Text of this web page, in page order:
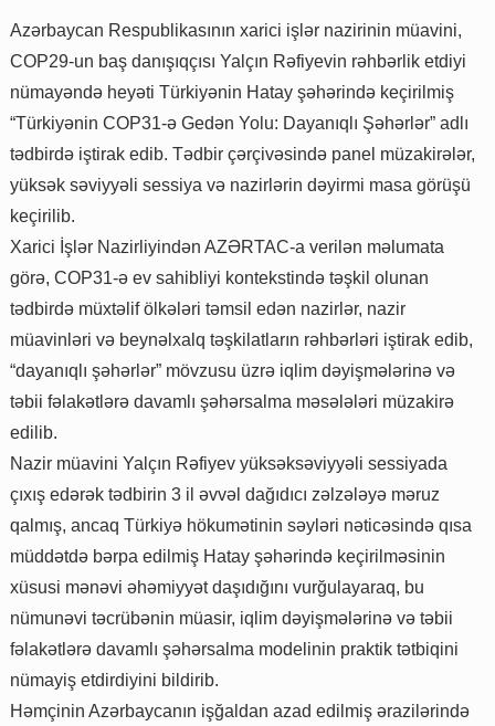
Azərbaycan Respublikasının xarici işlər nazirinin müavini,
COP29-un baş danışıqçısı Yalçın Rəfiyevin rəhbərlik etdiyi
nümayəndə heyəti Türkiyənin Hatay şəhərində keçirilmiş
“Türkiyənin COP31-ə Gedən Yolu: Dayanıqlı Şəhərlər” adlı
tədbirdə iştirak edib. Tədbir çərçivəsində panel müzakirələr,
yüksək səviyyəli sessiya və nazirlərin dəyirmi masa görüşü
keçirilib.
Xarici İşlər Nazirliyindən AZƏRTAC-a verilən məlumata
görə, COP31-ə ev sahibliyi kontekstində təşkil olunan
tədbirdə müxtəlif ölkələri təmsil edən nazirlər, nazir
müavinləri və beynəlxalq təşkilatların rəhbərləri iştirak edib,
“dayanıqlı şəhərlər” mövzusu üzrə iqlim dəyişmələrinə və
təbii fəlakətlərə davamlı şəhərsalma məsələləri müzakirə
edilib.
Nazir müavini Yalçın Rəfiyev yüksəksəviyyəli sessiyada
çıxış edərək tədbirin 3 il əvvəl dağıdıcı zəlzələyə məruz
qalmış, ancaq Türkiyə hökumətinin səyləri nəticəsində qısa
müddətdə bərpa edilmiş Hatay şəhərində keçirilməsinin
xüsusi mənəvi əhəmiyyət daşıdığını vurğulayaraq, bu
nümunəvi təcrübənin müasir, iqlim dəyişmələrinə və təbii
fəlakətlərə davamlı şəhərsalma modelinin praktik tətbiqini
nümayiş etdirdiyini bildirib.
Həmçinin Azərbaycanın işğaldan azad edilmiş ərazilərində